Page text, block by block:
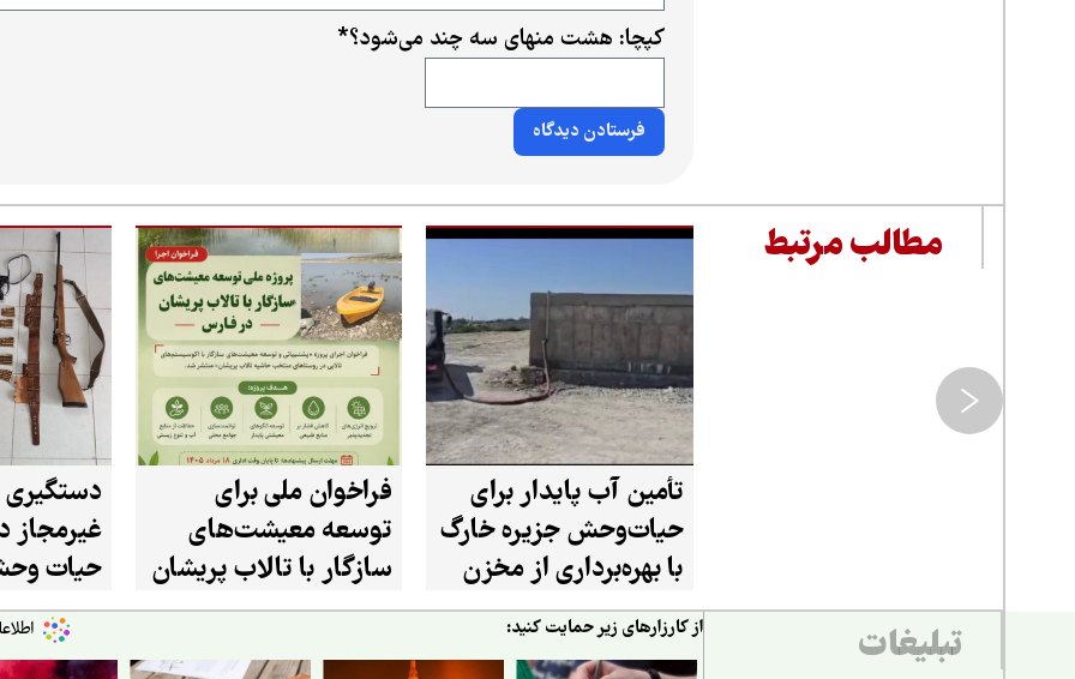
کپچا: هشت منهای سه چند می‌شود؟*
مطالب مرتبط
تأمین آب پایدار برای
حیات‌وحش جزیره خارگ
با بهره‌برداری از مخزن
۲۰ هزار لیتری
فراخوان ملی برای
توسعه معیشت‌های
سازگار با تالاب پریشان
در استان فارس
غیرمجاز
حیات
شازند
تبلیغات از کارزارهای زیر حمایت کنید: